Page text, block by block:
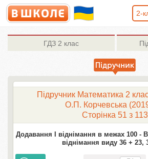
2-
ГДЗ 2 клас
Підручник Математика 2
О.П. Корчевська
Сторінка 51 з 113
Додавання І віднімання в межах 100 -
віднімання виду 36 + 23,